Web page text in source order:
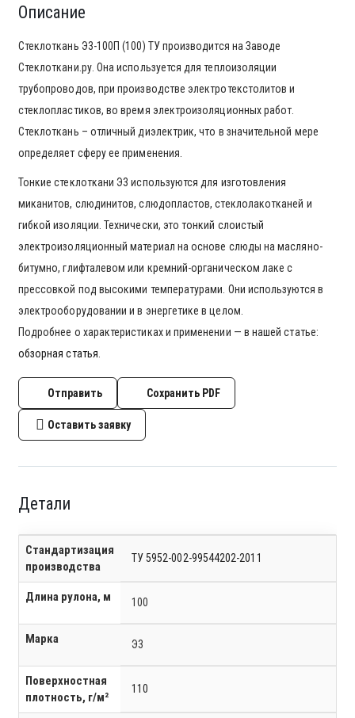
Описание
Стеклоткань Э3-100П (100) ТУ производится на Заводе
Стеклоткани.ру. Она используется для теплоизоляции
трубопроводов, при производстве электротекстолитов и
стеклопластиков, во время электроизоляционных работ.
Стеклоткань – отличный диэлектрик, что в значительной мере
определяет сферу ее применения.
Тонкие стеклоткани Э3 используются для изготовления
миканитов, слюдинитов, слюдопластов, стеклолакотканей и
гибкой изоляции. Технически, это тонкий слоистый
электроизоляционный материал на основе слюды на масляно-
битумно, глифталевом или кремний-органическом лаке с
прессовкой под высокими температурами. Они используются в
электрооборудовании и в энергетике в целом.
Подробнее о характеристиках и применении — в нашей статье:
обзорная статья
Отправить Сохранить PDF
Оставить заявку
Детали
Стандартизация
производства
ТУ 5952-002-99544202-2011
Длина рулона, м 100
Марка Э3
Поверхностная
плотность, г/м²
110